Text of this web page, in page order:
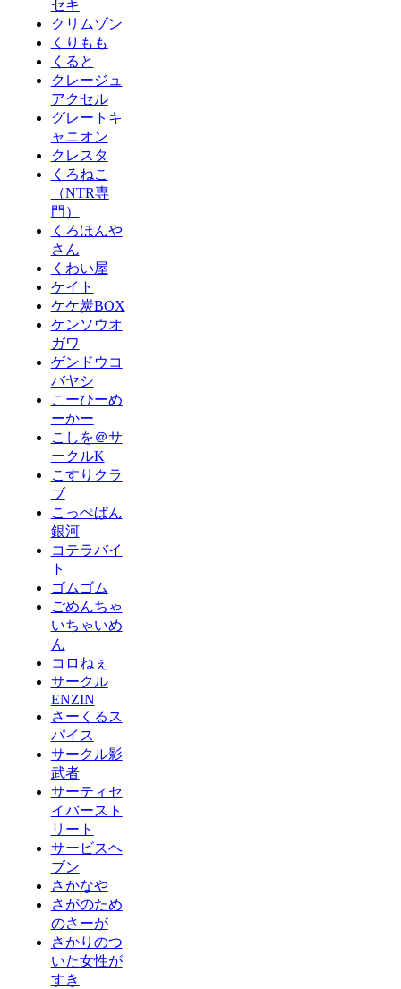
セキ
クリムゾン
くりもも
くると
クレージュ
アクセル
グレートキ
ャニオン
クレスタ
くろねこ
（NTR専
門）
くろほんや
さん
くわい屋
ケイト
ケケ炭BOX
ケンソウオ
ガワ
ゲンドウコ
バヤシ
こーひーめ
ーかー
こしを＠サ
ークルK
こすりクラ
ブ
こっぺぱん
銀河
コテラバイ
ト
ゴムゴム
ごめんちゃ
いちゃいめ
ん
コロねぇ
サークル
ENZIN
さーくるス
パイス
サークル影
武者
サーティセ
イバースト
リート
サービスヘ
ブン
さかなや
さがのため
のさーが
さかりのつ
いた女性が
すき